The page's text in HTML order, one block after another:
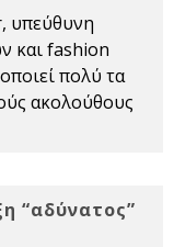
υπεύθυνη
και fashion
πολύ τα
ακολούθους
“αδύνατος”